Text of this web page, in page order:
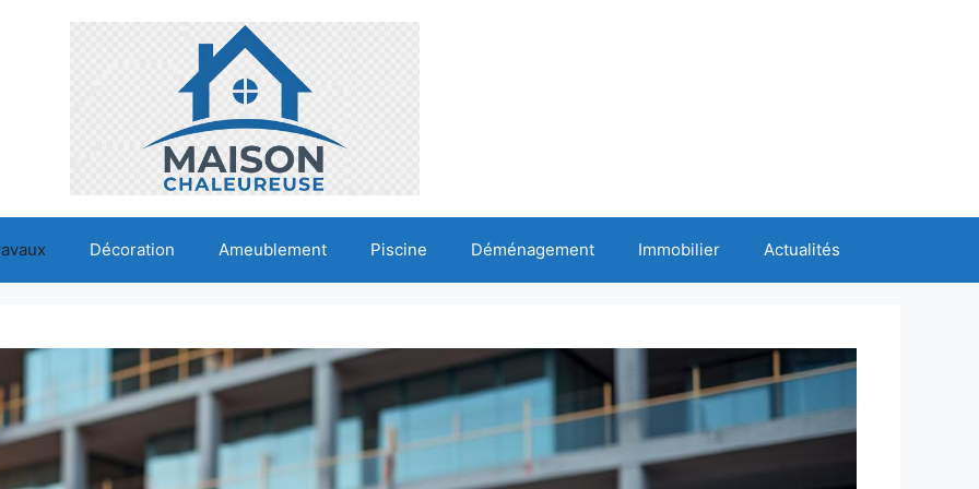
Décoration Ameublement Piscine Déménagement Immobilier Actualités